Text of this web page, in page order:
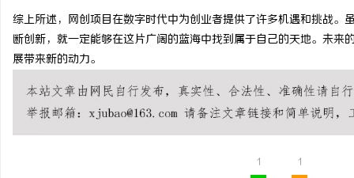
综上所述，网创项目在数字时代中为创业者提供了许多机遇和挑战
断创新，就一定能够在这片广阔的蓝海中找到属于自己的天地。未
展带来新的动力。
1 1